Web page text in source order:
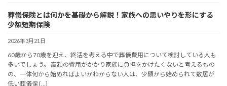
葬儀保険とは何かを基礎から解説！家族への思いやりを形にする
少額短期保険
2026年3月21日
60歳から70歳を迎え、終活を考える中で葬儀費用について検討している人も
多いでしょう。 高額の費用がかかり家族に負担をかけたくないと考えるもの
の、一体何から始めればよいかわからない人は、少額から始められて敷居が
低い葬儀保 […]